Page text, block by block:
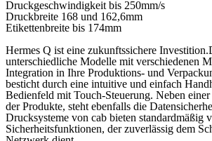
Druckgeschwindigkeit bis 250mm/s
Druckbreite 168 und 162,6mm
Etikettenbreite bis 174mm
Hermes Q ist eine zukunftssichere
unterschiedliche Modelle mit verschiedenen
Integration in Ihre Produktions- und
besticht durch eine intuitive und einfach
Bedienfeld mit Touch-Steuerung. Neben
der Produkte, steht ebenfalls die
Drucksysteme von cab bieten standardmäßig
Sicherheitsfunktionen, der zuverlässig dem